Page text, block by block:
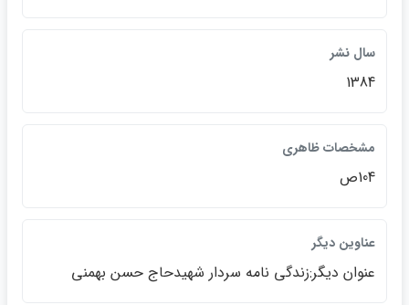
سال نشر
1384
مشخصات ظاهري
104ص
عناوين ديگر
عنوان ديگر:‌زندگي نامه سردار شهيدحاج حسن بهمني